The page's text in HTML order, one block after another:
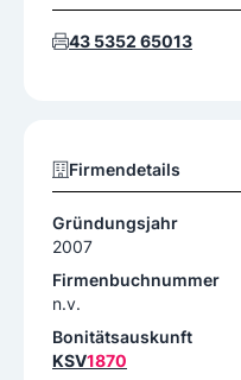
43 5352 65013
Firmendetails
Gründungsjahr
2007
Firmenbuchnummer
n.v.
Bonitätsauskunft
KSV1870